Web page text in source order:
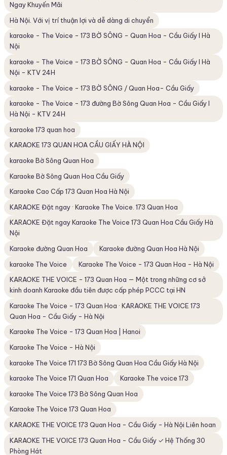
Ngay Khuyến Mãi
Hà Nội. Với vị trí thuận lợi và dễ dàng di chuyển
karaoke - The Voice - 173 BỜ SÔNG - Quan Hoa - Cầu Giấy I Hà
Nội
karaoke - The Voice - 173 BỜ SÔNG - Quan Hoa - Cầu Giấy I Hà
Nội - KTV 24H
karaoke - The Voice - 173 BỜ SÔNG / Quan Hoa- Cầu Giấy
karaoke - The Voice - 173 đường Bờ Sông Quan Hoa - Cầu Giấy I
Hà Nội - KTV 24H
karaoke 173 quan hoa
KARAOKE 173 QUAN HOA CẦU GIẤY HÀ NỘI
karaoke Bờ Sông Quan Hoa
Karaoke Bờ Sông Quan Hoa Cầu Giấy
Karaoke Cao Cấp 173 Quan Hoa Hà Nội
KARAOKE Đặt ngay · Karaoke The Voice. 173 Quan Hoa
KARAOKE Đặt ngay Karaoke The Voice 173 Quan Hoa Cầu Giấy Hà
Nội
Karaoke đường Quan Hoa
Karaoke đường Quan Hoa Hà Nội
karaoke The Voice
Karaoke The Voice - 173 Quan Hoa - Hà Nội
KARAOKE THE VOICE - 173 Quan Hoa — Một trong những cơ sở
kinh doanh Karaoke đầu tiên được cấp phép PCCC tại HN
Karaoke The Voice - 173 Quan Hoa · KARAOKE THE VOICE 173
Quan Hoa - Cầu Giấy - Hà Nội
Karaoke The Voice - 173 Quan Hoa | Hanoi
Karaoke The Voice - Hà Nội
karaoke The Voice 171 173 Bờ Sông Quan Hoa Cầu Giấy Hà Nội
karaoke The Voice 171 Quan Hoa
Karaoke The voice 173
karaoke The Voice 173 Bờ Sông Quan Hoa
Karaoke The Voice 173 Quan Hoa
KARAOKE THE VOICE 173 Quan Hoa - Cầu Giấy - Hà Nội Liên hoan
KARAOKE THE VOICE 173 Quan Hoa - Cầu Giấy ✓ Hệ Thống 30
Phòng Hát